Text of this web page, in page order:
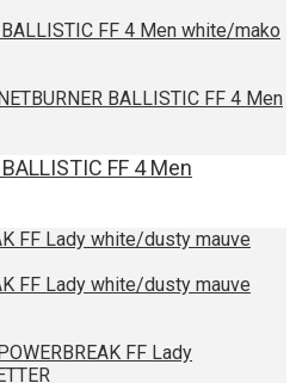
BALLISTIC FF 4 Men
FF 4 Men
FF Lady